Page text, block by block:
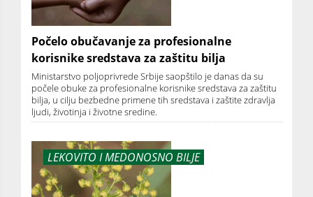
Počelo obučavanje za profesionalne
korisnike sredstava za zaštitu bilja
Ministarstvo poljoprivrede Srbije saopštilo je danas da su
počele obuke za profesionalne korisnike sredstava za zaštitu
bilja, u cilju bezbedne primene tih sredstava i zaštite zdravlja
ljudi, životinja i životne sredine.
LEKOVITO I MEDONOSNO BILJE